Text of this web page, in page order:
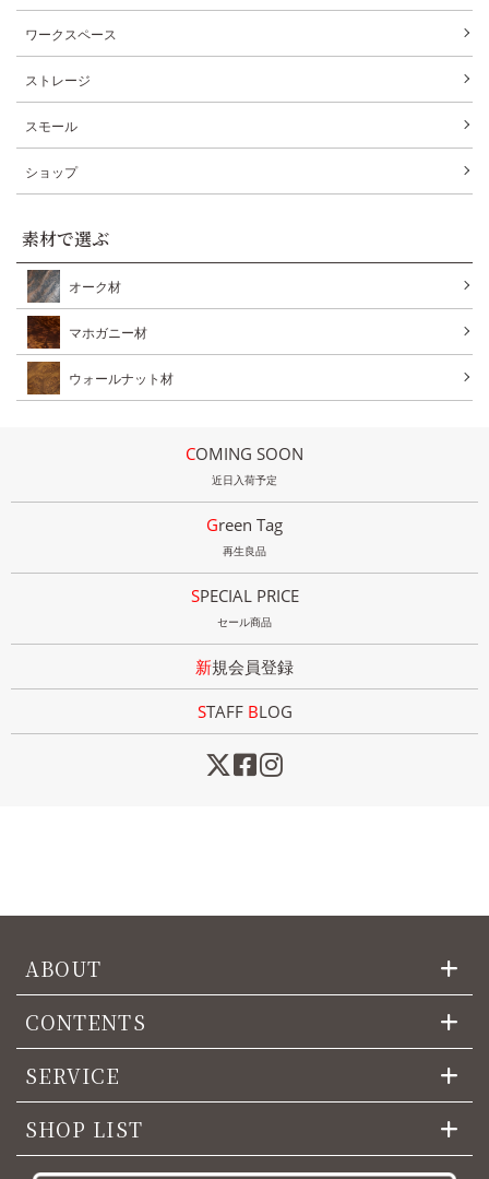
ワークスペース
ストレージ
スモール
ショップ
素材で選ぶ
オーク材
マホガニー材
ウォールナット材
COMING SOON
近日入荷予定
Green Tag
再生良品
SPECIAL PRICE
セール商品
新規会員登録
STAFF BLOG
ABOUT
CONTENTS
SERVICE
SHOP LIST